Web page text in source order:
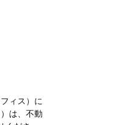
ィス）に
は、不動